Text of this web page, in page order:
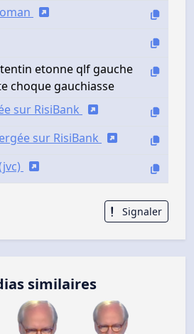
etonne qlf gauche
choque gauchiasse
sur RisiBank
sur RisiBank
Signaler
similaires